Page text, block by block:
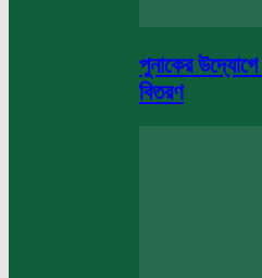
পুনাকের উদ্যোগে
বিতরণ